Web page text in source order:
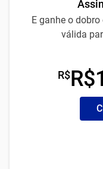
E ganhe o
válida
R$